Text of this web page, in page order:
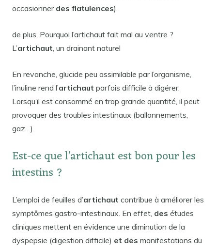
occasionner des flatulences).
de plus, Pourquoi l’artichaut fait mal au ventre ?
L’artichaut, un drainant naturel
En revanche, glucide peu assimilable par l’organisme,
l’inuline rend l’artichaut parfois difficile à digérer.
Lorsqu’il est consommé en trop grande quantité, il peut
provoquer des troubles intestinaux (ballonnements,
gaz…).
Est-ce que l’artichaut est bon pour les
intestins ?
L’emploi de feuilles d’artichaut contribue à améliorer les
symptômes gastro-intestinaux. En effet, des études
cliniques mettent en évidence une diminution de la
dyspepsie (digestion difficile) et des manifestations du